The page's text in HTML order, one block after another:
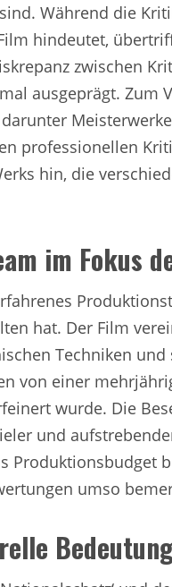
Während die
hindeutet,
zwischen
ausgeprägt. Zum
Meisterwerke
professionellen
hin, die
im Fokus
hat. Der Film
Techniken
von einer
wurde. Die
und
Produktionsbudget
umso